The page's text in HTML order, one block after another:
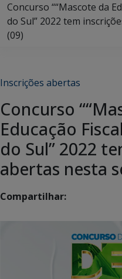
Concurso ““Mascote da
do Sul” 2022 tem
(09)
Inscrições abertas
Concurso
Educação
do Sul” 2022
abertas nesta
Compartilhar: